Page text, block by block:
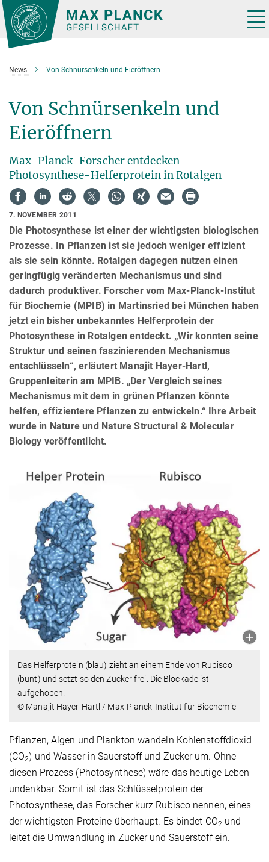
Hauptinhalt
News Von Schnürsenkeln und Eieröffnern
Von Schnürsenkeln und
Eieröffnern
Max-Planck-Forscher entdecken
Photosynthese-Helferprotein in Rotalgen
7. NOVEMBER 2011
Die Photosynthese ist einer der wichtigsten biologischen
Prozesse. In Pflanzen ist sie jedoch weniger effizient
als sie sein könnte. Rotalgen dagegen nutzen einen
geringfügig veränderten Mechanismus und sind
dadurch produktiver. Forscher vom Max-Planck-Institut
für Biochemie (MPIB) in Martinsried bei München haben
jetzt ein bisher unbekanntes Helferprotein der
Photosynthese in Rotalgen entdeckt. „Wir konnten seine
Struktur und seinen faszinierenden Mechanismus
entschlüsseln“, erläutert Manajit Hayer-Hartl,
Gruppenleiterin am MPIB. „Der Vergleich seines
Mechanismus mit dem in grünen Pflanzen könnte
helfen, effizientere Pflanzen zu entwickeln.“ Ihre Arbeit
wurde in Nature und Nature Structural & Molecular
Biology veröffentlicht.
Das Helferprotein (blau) zieht an einem Ende von Rubisco
(bunt) und setzt so den Zucker frei. Die Blockade ist
aufgehoben.
© Manajit Hayer-Hartl / Max-Planck-Institut für Biochemie
Pflanzen, Algen und Plankton wandeln Kohlenstoffdioxid
(CO2) und Wasser in Sauerstoff und Zucker um. Ohne
diesen Prozess (Photosynthese) wäre das heutige Leben
undenkbar. Somit ist das Schlüsselprotein der
Photosynthese, das Forscher kurz Rubisco nennen, eines
der wichtigsten Proteine überhaupt. Es bindet CO2 und
leitet die Umwandlung in Zucker und Sauerstoff ein.